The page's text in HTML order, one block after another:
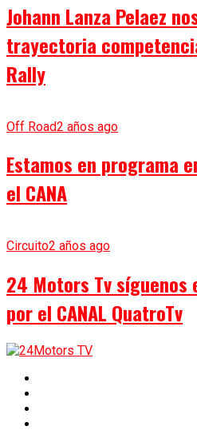
Johann Lanza Pelaez
trayectoria
Rally
Off Road2 años ago
Estamos en programa
el CANA
Circuito2 años ago
24 Motors Tv síguenos
por el CANAL QuatroTv